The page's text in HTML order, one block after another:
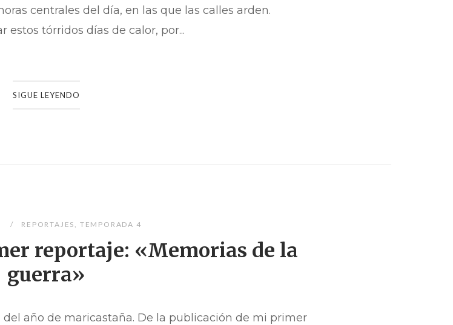
centrales del día, en las que las calles arden.
tórridos días de calor, por...
SIGUE LEYENDO
REPORTAJES TEMPORADA 4
reportaje: «Memorias de la
guerra»
año de maricastaña. De la publicación de mi primer